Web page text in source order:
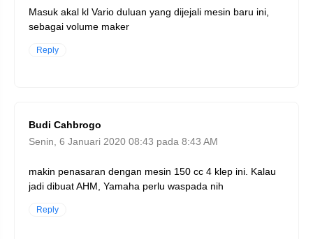
Masuk akal kl Vario duluan yang dijejali mesin baru ini,
sebagai volume maker
Reply
Budi Cahbrogo
Senin, 6 Januari 2020 08:43 pada 8:43 AM
makin penasaran dengan mesin 150 cc 4 klep ini. Kalau
jadi dibuat AHM, Yamaha perlu waspada nih
Reply